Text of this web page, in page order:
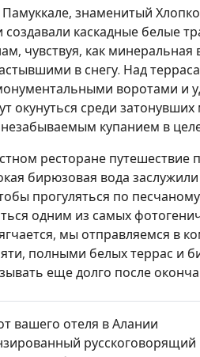
Памуккале, знаменитый
каскадные белые
чувствуя, как минеральная
в снегу. Над
воротами и
окунуться среди
купанием в
ресторане путешествие
бирюзовая вода
прогуляться по
одним из самых
мы отправляемся в
полными белых террас и
еще долго после
вашего отеля в Алании
русскоговорящий